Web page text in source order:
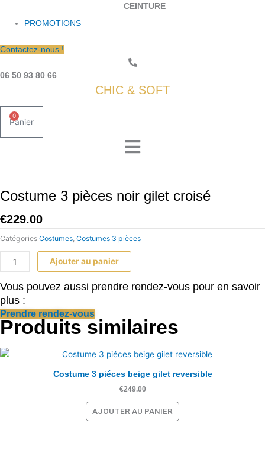
CEINTURE
PROMOTIONS
Contactez-nous !
06 50 93 80 66
CHIC & SOFT
0
Panier
Costume 3 pièces noir gilet croisé
€229.00
Catégories Costumes, Costumes 3 pièces
Costume
3
pièces
noir
gilet
croisé
Ajouter au panier
Vous pouvez aussi prendre rendez-vous pour en savoir
plus :
Prendre rendez-vous
Produits similaires
Costume 3 piéces beige gilet reversible
€249.00
AJOUTER AU PANIER